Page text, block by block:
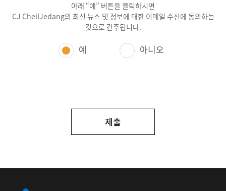
개인정보 처리업무의 위탁
개인정보의 파기 절차 및 방법
개인정보의 국외 이전
개인정보의 안전성 확보조치
개인정보 자동 수집 장치의 설치·운영 및 거부에 관한 사
캘리포니아 개인정보 권리
개인정보처리방침의 변경
아래 “예” 버튼을 클릭하시면
CJ CheilJedang의 최신 뉴스 및 정보에 대한 이메일 수신에 동의하는
것으로 간주됩니다.
예 아니오